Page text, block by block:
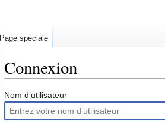
Connexion
Nom d’utilisateur
Page spéciale